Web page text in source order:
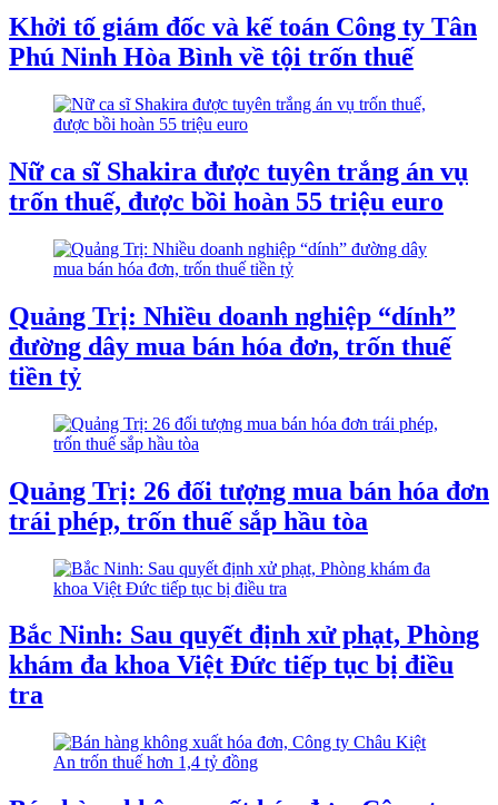
Khởi tố giám đốc và kế toán Công ty Tân
Phú Ninh Hòa Bình về tội trốn thuế
Nữ ca sĩ Shakira được tuyên trắng án vụ
trốn thuế, được bồi hoàn 55 triệu euro
Quảng Trị: Nhiều doanh nghiệp “dính”
đường dây mua bán hóa đơn, trốn thuế
tiền tỷ
Quảng Trị: 26 đối tượng mua bán hóa đơn
trái phép, trốn thuế sắp hầu tòa
Bắc Ninh: Sau quyết định xử phạt, Phòng
khám đa khoa Việt Đức tiếp tục bị điều
tra